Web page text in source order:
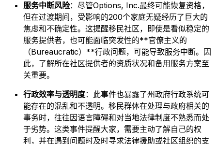
服务中断风险：尽管Options, Inc.最终可能恢复资格，
但在过渡期间，受影响的200个家庭无疑经历了巨大的
焦虑和不确定性。这提醒移民社区，即使是看似稳定的
服务提供者，也可能面临突发性的**官僚主义的
（Bureaucratic）**行政问题，可能导致服务中断。因
此，了解所在社区提供者的资质状况和备用服务方案至
关重要。
行政效率与透明度：此事件也暴露了州政府行政系统可
能存在的混乱和不透明。移民群体在处理与政府相关的
事务时，往往因语言障碍和对当地法律制度不熟悉而处
于劣势。这类事件提醒大家，需要主动了解自己的权
利，并在遇到问题时及时寻求法律援助或社区组织的支